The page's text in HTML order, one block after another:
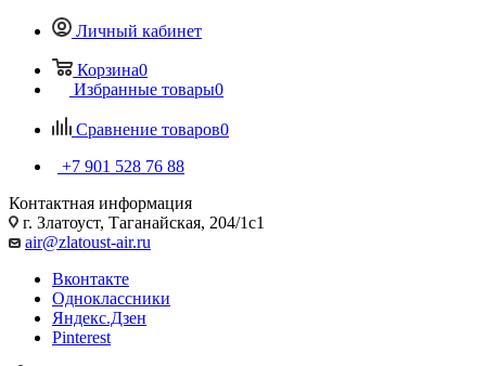
Личный кабинет
Корзина0
Избранные товары0
Сравнение товаров0
+7 901 528 76 88
Контактная информация
г. Златоуст, Таганайская, 204/1с1
air@zlatoust-air.ru
Вконтакте
Одноклассники
Яндекс.Дзен
Pinterest